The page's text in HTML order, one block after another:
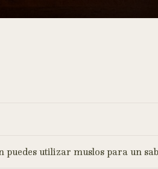
puedes utilizar muslos para un